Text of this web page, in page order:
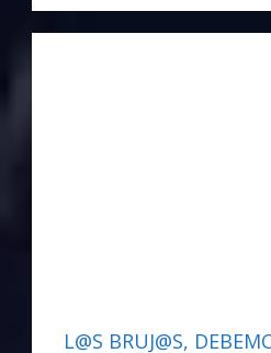
L@S BRUJ@S,